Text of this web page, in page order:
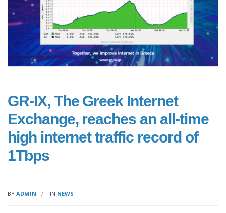
GR-IX, The Greek Internet
Exchange, reaches an all-time
high internet traffic record of
1Tbps
BY ADMIN IN NEWS